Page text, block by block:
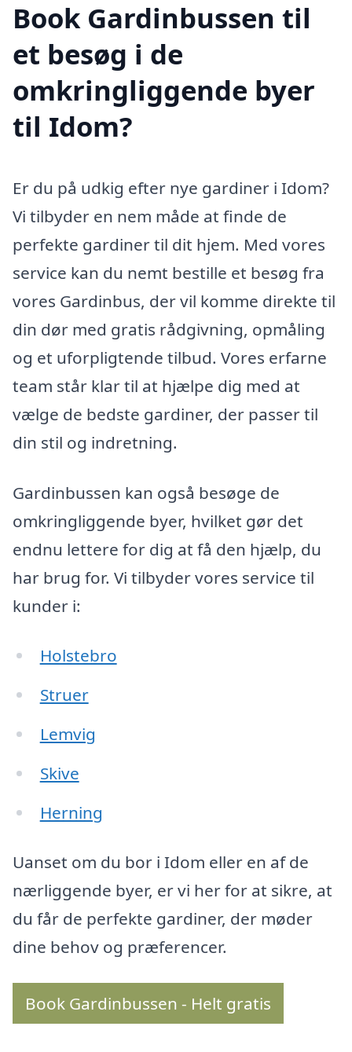
Book Gardinbussen til
et besøg i de
omkringliggende byer
til Idom?
Er du på udkig efter nye gardiner i Idom?
Vi tilbyder en nem måde at finde de
perfekte gardiner til dit hjem. Med vores
service kan du nemt bestille et besøg fra
vores Gardinbus, der vil komme direkte til
din dør med gratis rådgivning, opmåling
og et uforpligtende tilbud. Vores erfarne
team står klar til at hjælpe dig med at
vælge de bedste gardiner, der passer til
din stil og indretning.
Gardinbussen kan også besøge de
omkringliggende byer, hvilket gør det
endnu lettere for dig at få den hjælp, du
har brug for. Vi tilbyder vores service til
kunder i:
Holstebro
Struer
Lemvig
Skive
Herning
Uanset om du bor i Idom eller en af de
nærliggende byer, er vi her for at sikre, at
du får de perfekte gardiner, der møder
dine behov og præferencer.
Book Gardinbussen - Helt gratis